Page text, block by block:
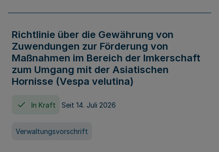
Richtlinie über die Gewährung von
Zuwendungen zur Förderung von
Maßnahmen im Bereich der Imkerschaft
zum Umgang mit der Asiatischen
Hornisse (Vespa velutina)
In Kraft Seit 14. Juli 2026
Verwaltungsvorschrift